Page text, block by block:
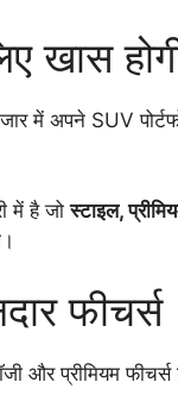
खास
में अपने SUV
में है जोस्टाइल,
फीचर्स
प्रीमियम फीचर्स